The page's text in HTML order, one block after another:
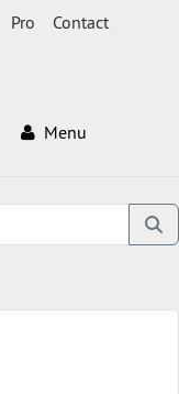
Pro Contact
Menu